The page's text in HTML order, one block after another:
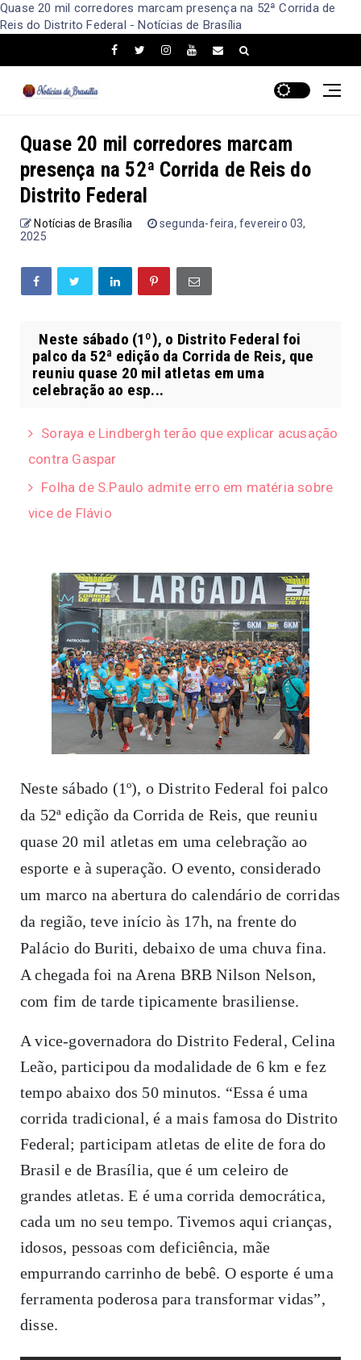
Quase 20 mil corredores marcam presença na 52ª Corrida de
Reis do Distrito Federal - Notícias de Brasília
Quase 20 mil corredores marcam
presença na 52ª Corrida de Reis do
Distrito Federal
Notícias de Brasília
segunda-feira, fevereiro 03,
2025
Neste sábado (1º), o Distrito Federal foi
palco da 52ª edição da Corrida de Reis, que
reuniu quase 20 mil atletas em uma
celebração ao esp...
Soraya e Lindbergh terão que explicar acusação
contra Gaspar
Folha de S.Paulo admite erro em matéria sobre
vice de Flávio
Neste sábado (1º), o Distrito Federal foi palco
da 52ª edição da Corrida de Reis, que reuniu
quase 20 mil atletas em uma celebração ao
esporte e à superação. O evento, considerado
um marco na abertura do calendário de corridas
da região, teve início às 17h, na frente do
Palácio do Buriti, debaixo de uma chuva fina.
A chegada foi na Arena BRB Nilson Nelson,
com fim de tarde tipicamente brasiliense.
A vice-governadora do Distrito Federal, Celina
Leão, participou da modalidade de 6 km e fez
tempo abaixo dos 50 minutos. “Essa é uma
corrida tradicional, é a mais famosa do Distrito
Federal; participam atletas de elite de fora do
Brasil e de Brasília, que é um celeiro de
grandes atletas. E é uma corrida democrática,
cada um no seu tempo. Tivemos aqui crianças,
idosos, pessoas com deficiência, mãe
empurrando carrinho de bebê. O esporte é uma
ferramenta poderosa para transformar vidas”,
disse.